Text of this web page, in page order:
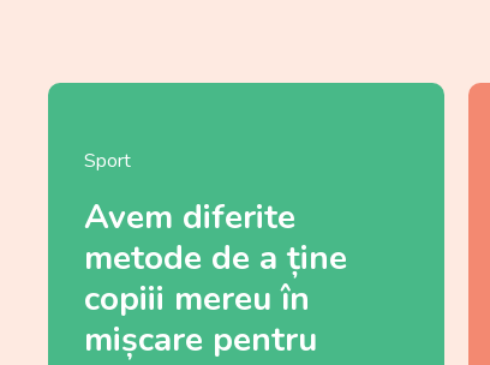
Sport
Avem diferite
metode de a ține
copiii mereu în
mișcare pentru